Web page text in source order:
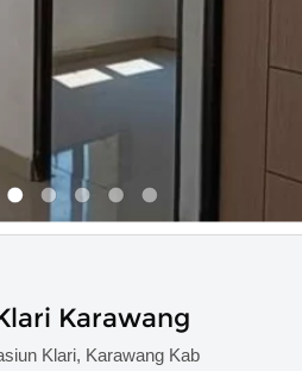
Karawang
Klari, Karawang Kab